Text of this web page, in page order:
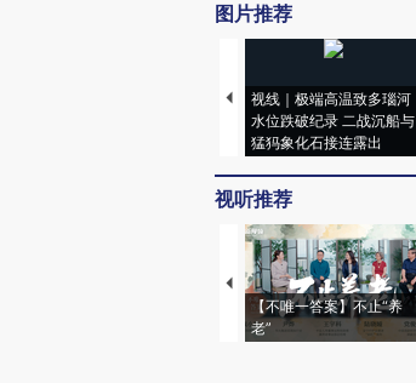
图片推荐
视线｜极端高温致多瑙河
水位跌破纪录 二战沉船与
猛犸象化石接连露出
视听推荐
【不唯一答案】不止“养
老”